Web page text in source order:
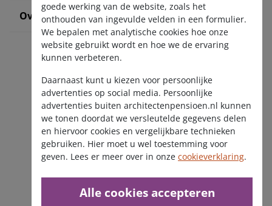
Over ons
Ontvang de nieuwsbrief
goede werking van de website, zoals het
onthouden van ingevulde velden in een formulier.
We bepalen met analytische cookies hoe onze
website gebruikt wordt en hoe we de ervaring
kunnen verbeteren.
Daarnaast kunt u kiezen voor persoonlijke
advertenties op social media. Persoonlijke
advertenties buiten architectenpensioen.nl kunnen
we tonen doordat we versleutelde gegevens delen
en hiervoor cookies en vergelijkbare technieken
gebruiken. Hier moet u wel toestemming voor
geven. Lees er meer over in onze cookieverklaring.
Alle cookies accepteren